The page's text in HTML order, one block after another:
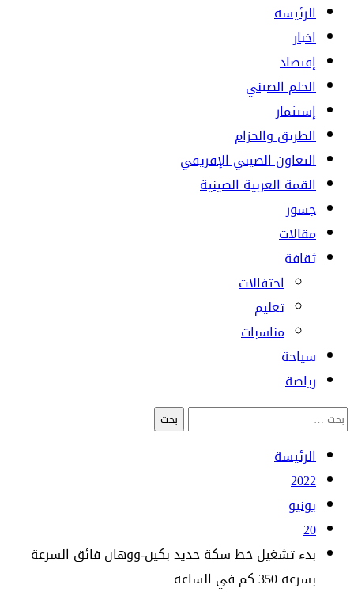
الرئيسة
اخبار
إقتصاد
الحلم الصيني
إستثمار
الطريق والحزام
التعاون الصيني الإفريقي
القمة العربية الصينية
جسور
مقالات
ثقافة
احتفالات
تعليم
مناسبات
سياحة
رياضة
البحث
الرئيسة
2022
يونيو
20
بدء تشغيل خط سكة حديد بكين-ووهان فائق السرعة
بسرعة 350 كم في الساعة